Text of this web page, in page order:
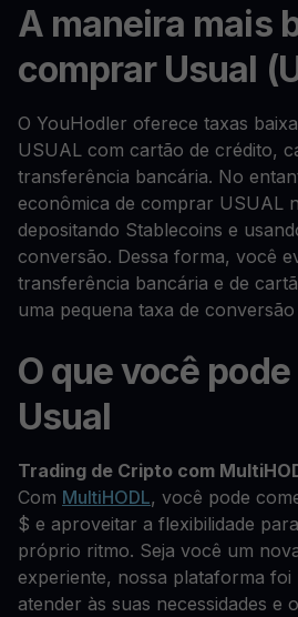
A maneira mais
comprar Usual
O YouHodler oferece taxas
USUAL com cartão de crédito,
transferência bancária. No
econômica de comprar USUAL
depositando Stablecoins e
conversão. Dessa forma, você
transferência bancária e de
uma pequena taxa de
O que você
Usual
Trading de Cripto com
Com MultiHODL, você pode
$ e aproveitar a flexibilidade
próprio ritmo. Seja você um
experiente, nossa plataforma foi
atender às suas necessidades e